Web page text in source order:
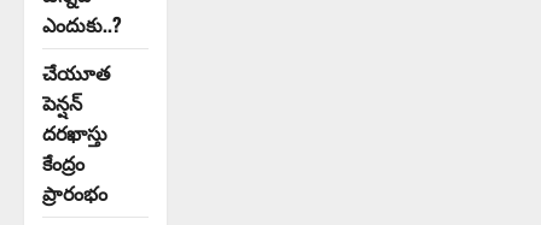
ఎందుకు..?
చేయూత
పెన్షన్
దరఖాస్తు
కేంద్రం
ప్రారంభం